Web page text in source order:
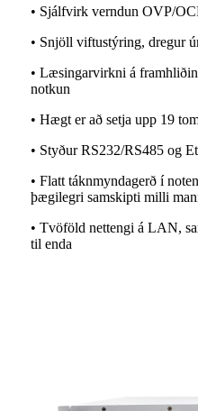
• Sjálfvirk verndun OVP/
• Snjöll viftustýring, dregur
• Læsingarvirkni á
notkun
• Hægt er að setja upp 19
• Styður RS232/RS485 og
• Flatt táknmyndagerð í
þægilegri samskipti milli
• Tvöföld nettengi á LAN,
til enda